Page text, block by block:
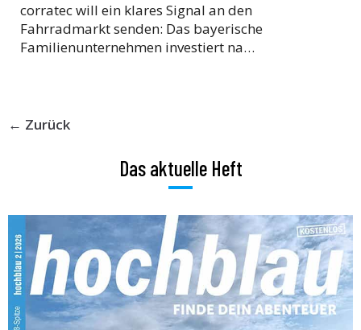
corratec will ein klares Signal an den
Fahrradmarkt senden: Das bayerische
Familienunternehmen investiert na…
← Zurück
Das aktuelle Heft